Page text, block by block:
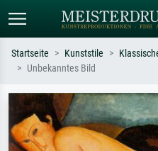
Suchen Sie nach Künstlern, Werktiteln
oder Stilen – z.B. Monet,
Sternennacht, Impressionismus, Welle
Hokusai, Akt.
Startseite Kunststile
Unbekanntes Bild